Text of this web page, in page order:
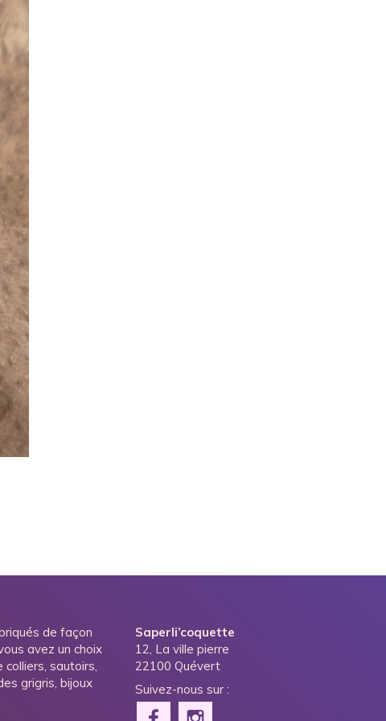
de façon
avez un choix
sautoirs,
grigris, bijoux
Saperli’coquette
12, La ville pierre
22100 Quévert
Suivez-nous sur :